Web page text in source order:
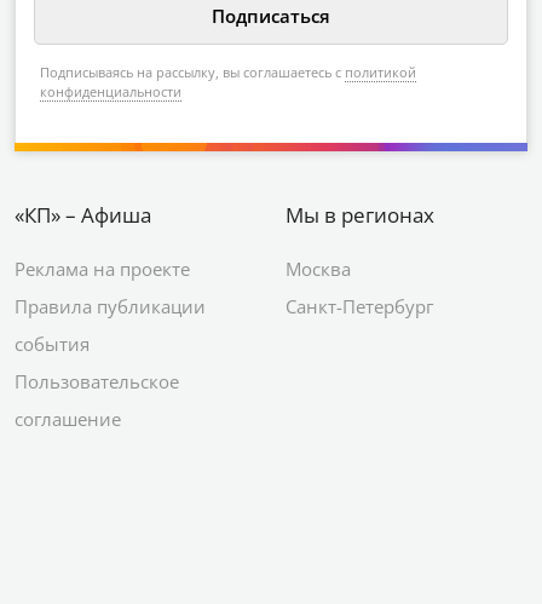
Подписываясь на рассылку, вы соглашаетесь с политикой
конфиденциальности
«КП» – Афиша
Реклама на проекте
Правила публикации
события
Пользовательское
соглашение
Мы в регионах
Москва
Санкт-Петербург